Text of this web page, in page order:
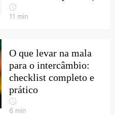
11 min
O que levar na mala
para o intercâmbio:
checklist completo e
prático
6 min